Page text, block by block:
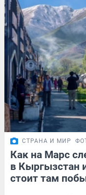
СТРАНА И МИР
Как на Марс
в Кыргызстан
стоит там